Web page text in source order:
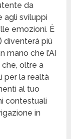
da
agli sviluppi
emozioni. È
diventerà più
che l’AI
che, oltre a
per la realtà
al tuo
contestuali
in